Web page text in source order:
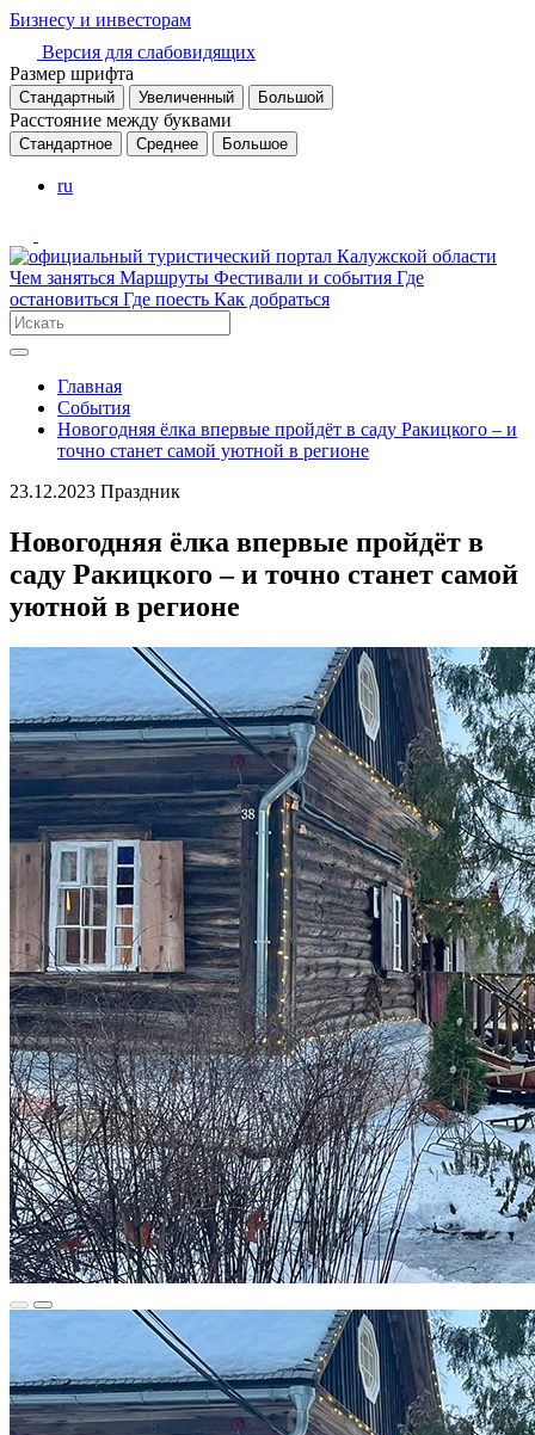
Бизнесу и инвесторам
Версия для слабовидящих
Размер шрифта
Стандартный Увеличенный Большой
Расстояние между буквами
Стандартное Среднее Большое
ru
Чем заняться Маршруты Фестивали и события Где
остановиться Где поесть Как добраться
Главная
События
Новогодняя ёлка впервые пройдёт в саду Ракицкого – и
точно станет самой уютной в регионе
23.12.2023 Праздник
Новогодняя ёлка впервые пройдёт в
саду Ракицкого – и точно станет самой
уютной в регионе